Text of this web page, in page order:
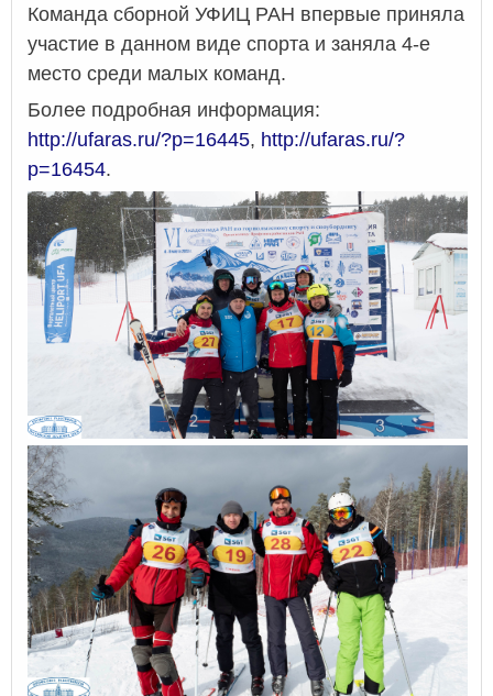
Команда сборной УФИЦ РАН впервые приняла
участие в данном виде спорта и заняла 4-е
место среди малых команд.
Более подробная информация:
http://ufaras.ru/?p=16445, http://ufaras.ru/?
p=16454.